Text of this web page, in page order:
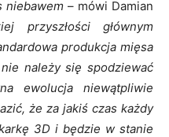
niebawem – mówi Damian
przyszłości głównym
produkcja mięsa
należy się spodziewać
ewolucja niewątpliwie
że za jakiś czas każdy
3D i będzie w stanie